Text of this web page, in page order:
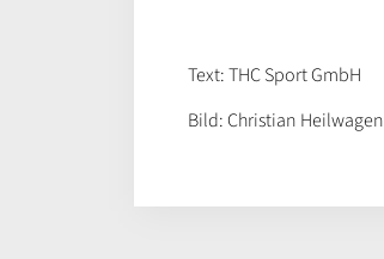
Text: THC Sport GmbH
Bild: Christian Heilwagen